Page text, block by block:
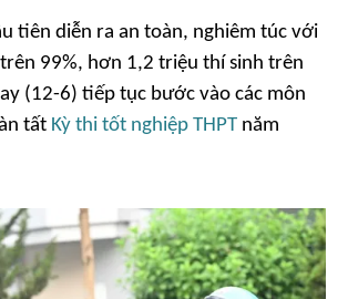
tiên diễn ra an toàn, nghiêm túc với
99%, hơn 1,2 triệu thí sinh trên
(12-6) tiếp tục bước vào các môn
tất Kỳ thi tốt nghiệp THPT năm